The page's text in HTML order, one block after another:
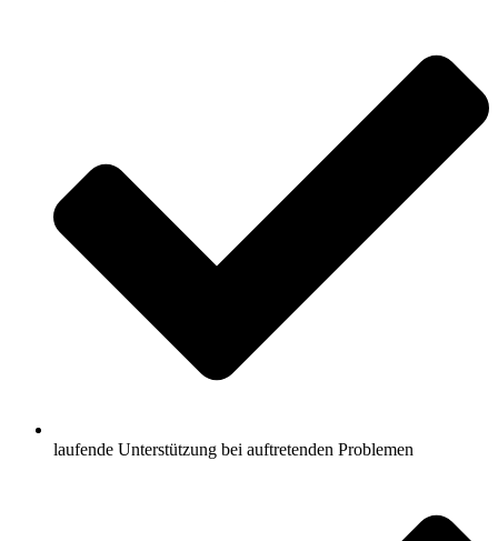
laufende Unterstützung bei auftretenden Problemen